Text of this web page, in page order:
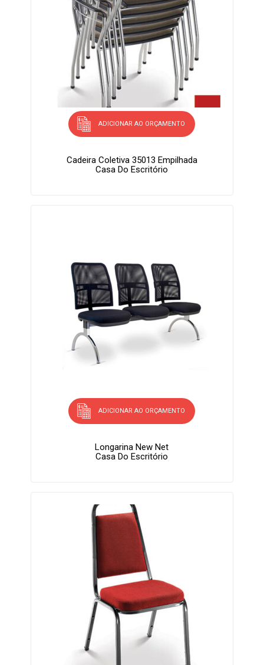
ADICIONAR AO ORÇAMENTO
Cadeira Coletiva 35013 Empilhada
Casa Do Escritório
ADICIONAR AO ORÇAMENTO
Longarina New Net
Casa Do Escritório